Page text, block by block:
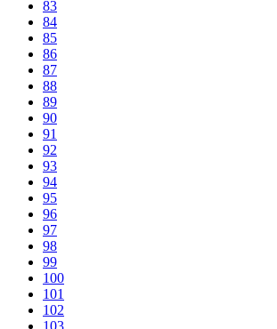
83
84
85
86
87
88
89
90
91
92
93
94
95
96
97
98
99
100
101
102